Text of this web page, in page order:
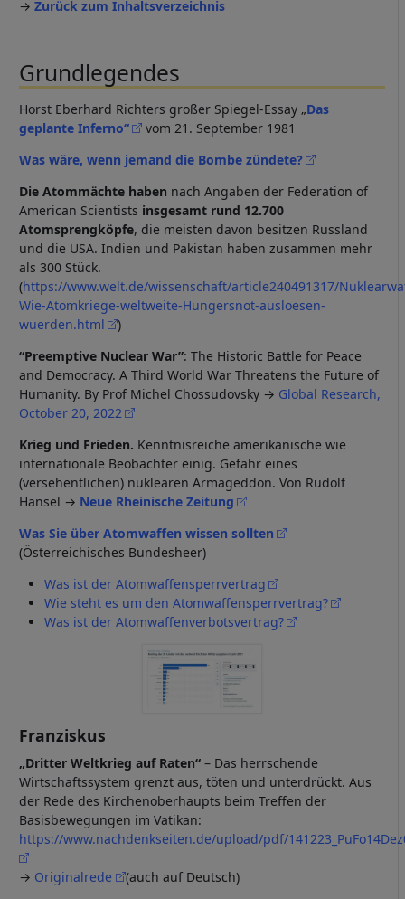
→ Zurück zum Inhaltsverzeichnis
Grundlegendes
Horst Eberhard Richters großer Spiegel-Essay „Das
geplante Inferno“
vom 21. September 1981
Was wäre, wenn jemand die Bombe zündete?
Die Atommächte haben nach Angaben der Federation of
American Scientists insgesamt rund 12.700
Atomsprengköpfe, die meisten davon besitzen Russland
und die USA. Indien und Pakistan haben zusammen mehr
als 300 Stück.
(https://www.welt.de/wissenschaft/article240491317/
Wie-Atomkriege-weltweite-Hungersnot-ausloesen-
wuerden.html
)
“Preemptive Nuclear War”: The Historic Battle for Peace
and Democracy. A Third World War Threatens the Future of
Humanity. By Prof Michel Chossudovsky → Global Research,
October 20, 2022
Krieg und Frieden. Kenntnisreiche amerikanische wie
internationale Beobachter einig. Gefahr eines
(versehentlichen) nuklearen Armageddon. Von Rudolf
Hänsel → Neue Rheinische Zeitung
Was Sie über Atomwaffen wissen sollten
(Österreichisches Bundesheer)
Was ist der Atomwaffensperrvertrag
Wie steht es um den Atomwaffensperrvertrag?
Was ist der Atomwaffenverbotsvertrag?
Franziskus
„Dritter Weltkrieg auf Raten“ – Das herrschende
Wirtschaftssystem grenzt aus, töten und unterdrückt. Aus
der Rede des Kirchenoberhaupts beim Treffen der
Basisbewegungen im Vatikan:
https://www.nachdenkseiten.de/upload/pdf/
→ Originalrede
(auch auf Deutsch)